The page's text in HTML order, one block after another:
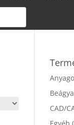
CAD/